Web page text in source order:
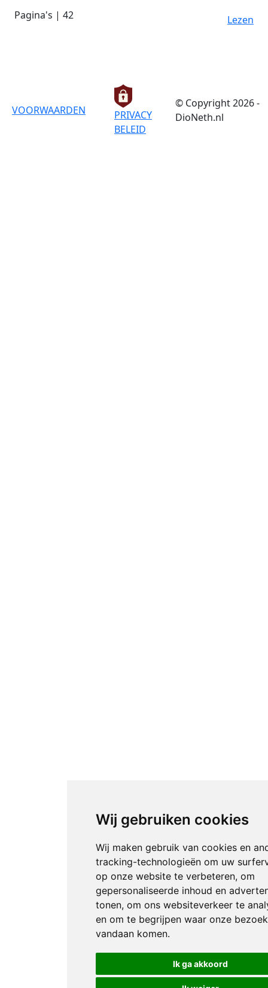
Wij gebruiken cookies
Wij maken gebruik van cookies en
tracking-technologieën om uw
op onze website te verbeteren, om
gepersonaliseerde inhoud en
tonen, om ons websiteverkeer te
en om te begrijpen waar onze
vandaan komen.
Ik ga akkoord
Pagina's | 42
Lezen
VOORWAARDEN
PRIVACY
BELEID
© Copyright 2026 -
DioNeth.nl